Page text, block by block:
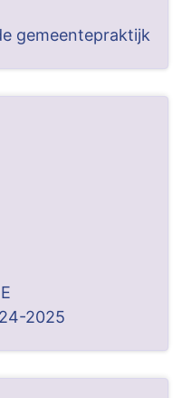
gemeentepraktijk
2025